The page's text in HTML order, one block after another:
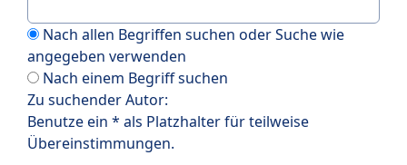
Nach allen Begriffen suchen oder Suche wie
angegeben verwenden
Nach einem Begriff suchen
Zu suchender Autor:
Benutze ein * als Platzhalter für teilweise
Übereinstimmungen.